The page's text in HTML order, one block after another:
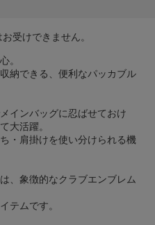
受けできません。
。
納できる、便利なパッカブル
インバッグに忍ばせておけ
大活躍。
・肩掛けを使い分けられる機
、象徴的なクラブエンブレム
テムです。